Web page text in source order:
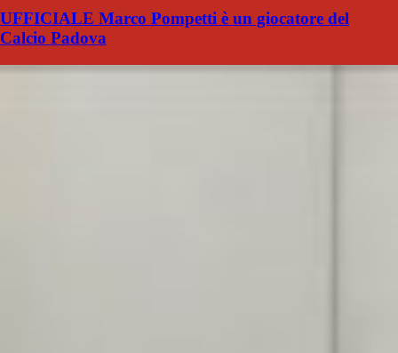
UFFICIALE Marco Pompetti è un giocatore del
Calcio Padova